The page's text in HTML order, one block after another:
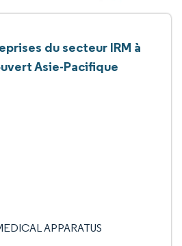
du secteur IRM à
Asie-Pacifique
APPARATUS